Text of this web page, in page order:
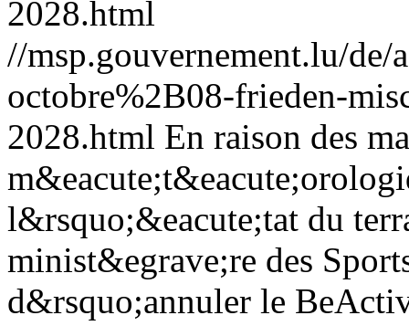
2028.html
//msp.gouvernement.lu/
octobre%2B08-frieden-
2028.html En raison des
l&rsquo;&eacute;tat du
minist&egrave;re des
d&rsquo;annuler le